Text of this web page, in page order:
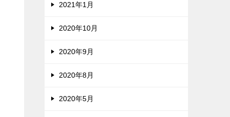
2021年1月
2020年10月
2020年9月
2020年8月
2020年5月